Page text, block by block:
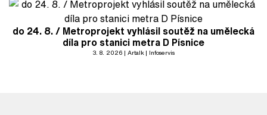
do 24. 8. / Metroprojekt vyhlásil soutěž na umělecká
díla pro stanici metra D Písnice
3. 8. 2026 Artalk Infoservis